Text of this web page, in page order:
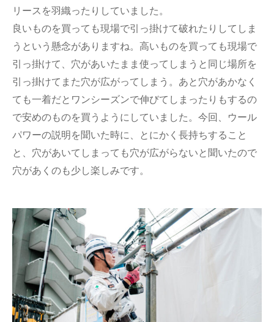
リースを羽織ったりしていました。
良いものを買っても現場で引っ掛けて破れたりしてしま
うという懸念がありますね。高いものを買っても現場で
引っ掛けて、穴があいたまま使ってしまうと同じ場所を
引っ掛けてまた穴が広がってしまう。あと穴があかなく
ても一着だとワンシーズンで伸びてしまったりもするの
で安めのものを買うようにしていました。今回、ウール
パワーの説明を聞いた時に、とにかく長持ちすること
と、穴があいてしまっても穴が広がらないと聞いたので
穴があくのも少し楽しみです。